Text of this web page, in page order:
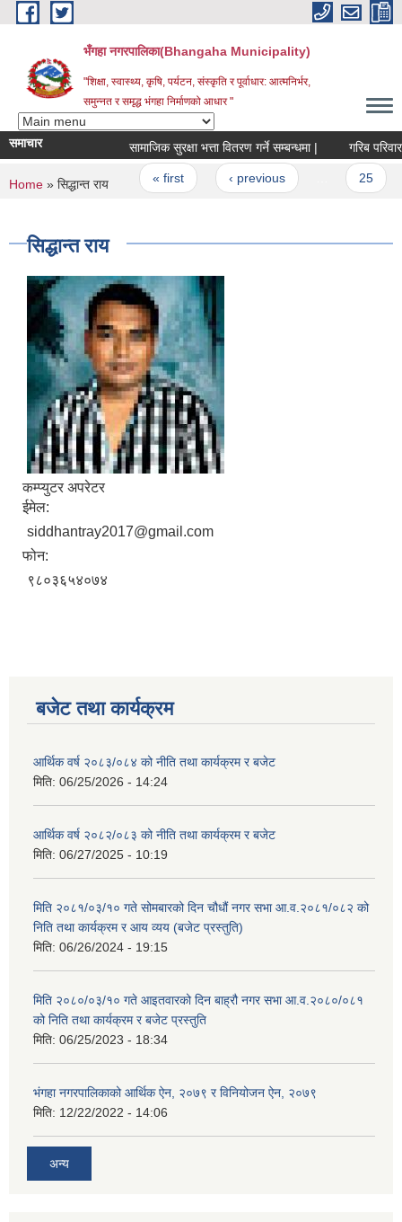
Skip to main content
भँगहा नगरपालिका(Bhangaha Municipality)
"शिक्षा, स्वास्थ्य, कृषि, पर्यटन, संस्कृति र पूर्वाधार: आत्मनिर्भर,
समुन्नत र समृद्ध भंगहा निर्माणको आधार "
समाचार सामाजिक सुरक्षा भत्ता वितरण गर्ने सम्बन्धमा | गरिब
Pages
« first ‹ previous
You are here
Home » सिद्धान्त राय
सिद्धान्त राय
कम्प्युटर अपरेटर
ईमेल:
siddhantray2017@gmail.com
फोन:
९८०३६५४०७४
बजेट तथा कार्यक्रम
आर्थिक वर्ष २०८३/०८४ को नीति तथा कार्यक्रम र बजेट
मिति: 06/25/2026 - 14:24
आर्थिक वर्ष २०८२/०८३ को नीति तथा कार्यक्रम र बजेट
मिति: 06/27/2025 - 10:19
मिति २०८१/०३/१० गते सोमबारको दिन चौधौं नगर सभा आ.व.२०८१/०८२ को
निति तथा कार्यक्रम र आय व्यय (बजेट प्रस्तुति)
मिति: 06/26/2024 - 19:15
मिति २०८०/०३/१० गते आइतवारको दिन बाह्रौ नगर सभा आ.व.२०८०/०८१
को निति तथा कार्यक्रम र बजेट प्रस्तुति
मिति: 06/25/2023 - 18:34
भंगहा नगरपालिकाको आर्थिक ऐन, २०७९ र विनियोजन ऐन, २०७९
मिति: 12/22/2022 - 14:06
अन्य